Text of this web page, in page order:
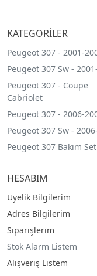
KATEGORİLER
Peugeot 307 - 2001-
Peugeot 307 Sw -
Peugeot 307 - Coupe
Cabriolet
Peugeot 307 - 2006-
Peugeot 307 Sw -
Peugeot 307 Bakim
HESABIM
Üyelik Bilgilerim
Adres Bilgilerim
Siparişlerim
Stok Alarm Listem
Alışveriş Listem